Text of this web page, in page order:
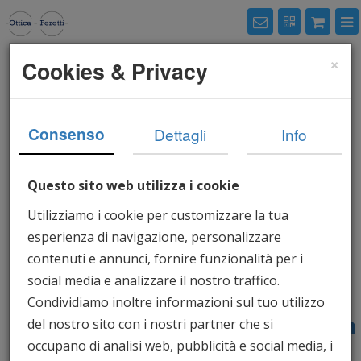
Titolare del trattamento
OTTICA FERETTI DI FERETTI
MICHELE
VIA MILANO 18, 25126
BRESCIA, ITALIA -C.F. / P.
IVA:FRTMHL67M20B157U /
IT02071630178
Email:
micheleferetti67@gmail.com
-PEC:
×
Cookies & Privacy
Consenso Dettagli Info
Questo sito web utilizza i cookie
Utilizziamo i cookie per customizzare la tua
esperienza di navigazione, personalizzare
contenuti e annunci, fornire funzionalità per i
social media e analizzare il nostro traffico.
Condividiamo inoltre informazioni sul tuo utilizzo
del nostro sito con i nostri partner che si
occupano di analisi web, pubblicità e social media, i